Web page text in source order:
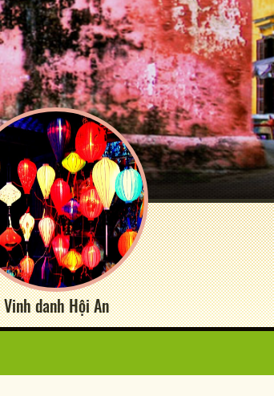
Vinh danh Hội An